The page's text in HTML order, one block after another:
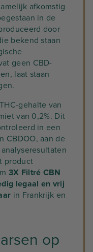
afkomstig
in de
door
bekend staan
geen CBD-
laat staan
gehalte van
van 0,2%. Dit
in een
CBDOO, aan de
product
3X Filtré CBN
legaal en vrij
in Frankrijk en
op